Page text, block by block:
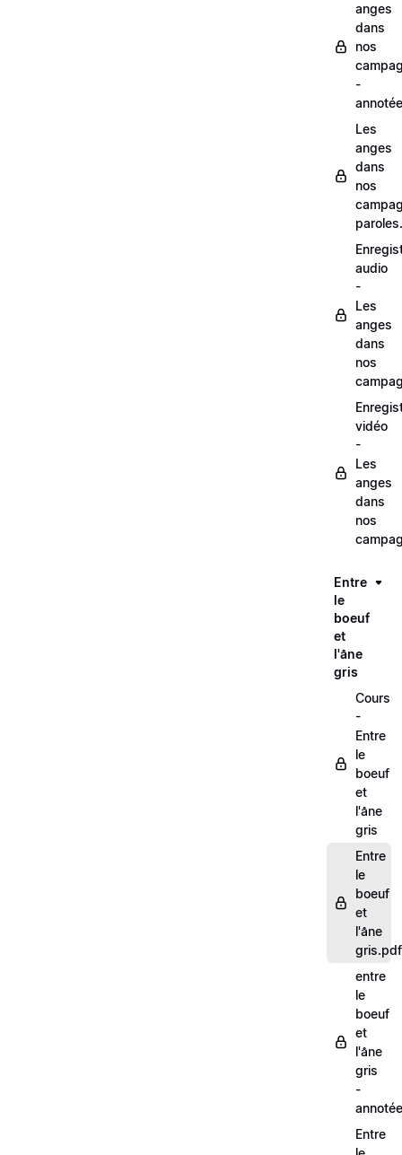
anges
dans
nos
-
Les
anges
dans
nos
audio
-
Les
anges
dans
nos
vidéo
-
Les
anges
dans
nos
Entre
le
boeuf
et
l'âne
gris
Cours
-
Entre
le
boeuf
et
l'âne
gris
Entre
le
boeuf
et
l'âne
gris.pdf
entre
le
boeuf
et
l'âne
gris
-
Entre